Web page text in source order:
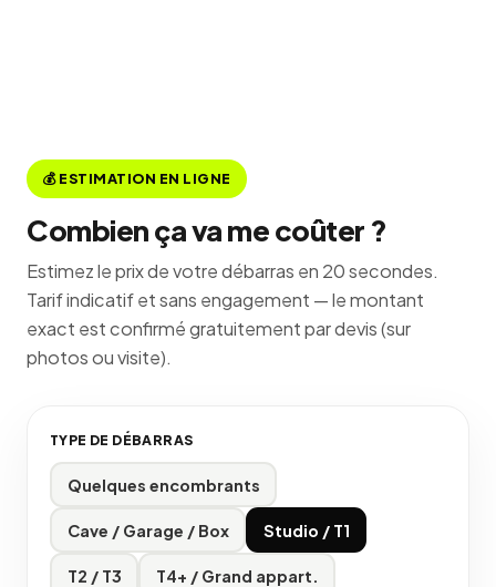
💰 ESTIMATION EN LIGNE
Combien ça va me coûter ?
Estimez le prix de votre débarras en 20 secondes.
Tarif indicatif et sans engagement — le montant
exact est confirmé gratuitement par devis (sur
photos ou visite).
TYPE DE DÉBARRAS
Quelques encombrants
Cave / Garage / Box Studio / T1
T2 / T3 T4+ / Grand appart.